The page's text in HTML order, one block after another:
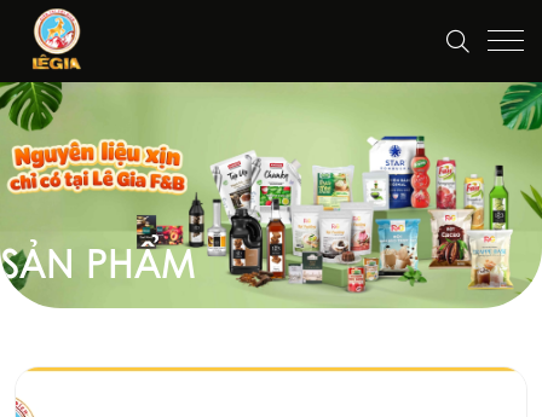
SẢN PHẨM